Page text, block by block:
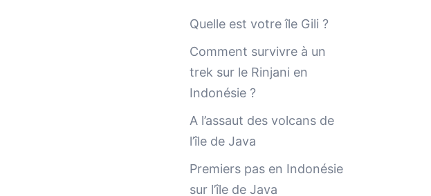
Quelle est votre île Gili ?
Comment survivre à un
trek sur le Rinjani en
Indonésie ?
A l’assaut des volcans de
l’île de Java
Premiers pas en Indonésie
sur l’île de Java